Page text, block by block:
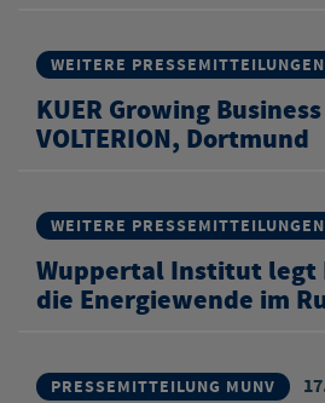
WEITERE PRESSEMITTEILUNGEN
KUER Growing
VOLTERION, Dortmund
WEITERE PRESSEMITTEILUNGEN
Wuppertal Institut legt
die Energiewende im
PRESSEMITTEILUNG MUNV